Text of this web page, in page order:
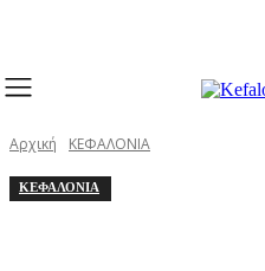
Αρχική ΚΕΦΑΛΟΝΙΑ
ΚΕΦΑΛΟΝΙΑ